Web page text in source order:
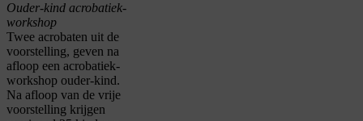
Ouder-kind acrobatiek-
workshop
Twee acrobaten uit de
voorstelling, geven na
afloop een acrobatiek-
workshop ouder-kind.
Na afloop van de vrije
voorstelling krijgen